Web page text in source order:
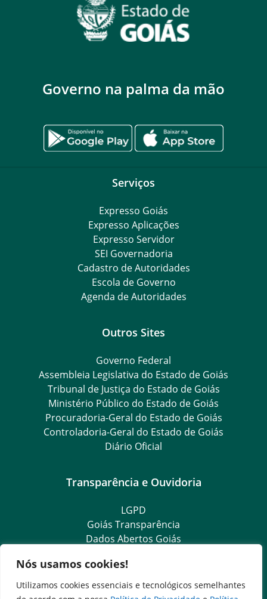
Nós usamos cookies!
Utilizamos cookies essenciais e tecnológicos semelhantes
Governo na palma da mão
Serviços
Expresso Goiás
Expresso Aplicações
Expresso Servidor
SEI Governadoria
Cadastro de Autoridades
Escola de Governo
Agenda de Autoridades
Outros Sites
Governo Federal
Assembleia Legislativa do Estado de Goiás
Tribunal de Justiça do Estado de Goiás
Ministério Público do Estado de Goiás
Procuradoria-Geral do Estado de Goiás
Controladoria-Geral do Estado de Goiás
Diário Oficial
Transparência e Ouvidoria
LGPD
Goiás Transparência
Dados Abertos Goiás
SIC – Serviço de Informação ao Cidadão
Ouvidoria Setorial (Expresso)
Ouvidoria Setorial (Presencial)